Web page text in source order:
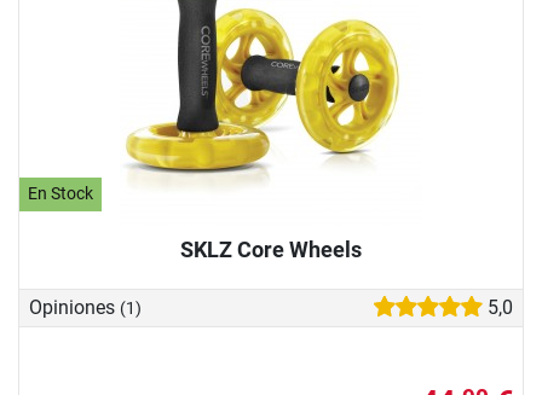
En Stock
SKLZ Core Wheels
Opiniones (1) 5,0